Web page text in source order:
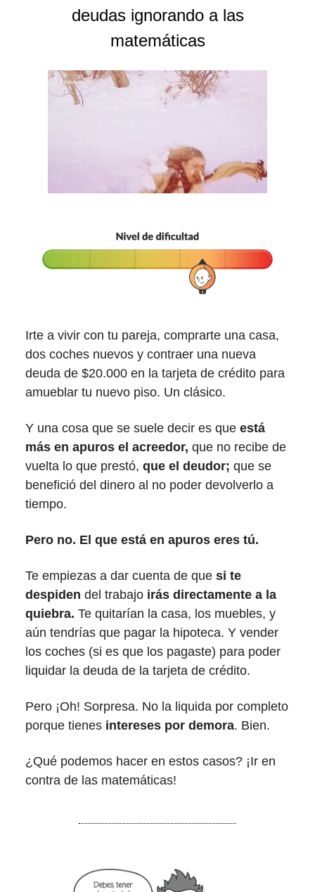
deudas ignorando a las
matemáticas
Irte a vivir con tu pareja, comprarte una casa,
dos coches nuevos y contraer una nueva
deuda de $20.000 en la tarjeta de crédito para
amueblar tu nuevo piso. Un clásico.
Y una cosa que se suele decir es que está
más en apuros el acreedor, que no recibe de
vuelta lo que prestó, que el deudor; que se
benefició del dinero al no poder devolverlo a
tiempo.
Pero no. El que está en apuros eres tú.
Te empiezas a dar cuenta de que si te
despiden del trabajo irás directamente a la
quiebra. Te quitarían la casa, los muebles, y
aún tendrías que pagar la hipoteca. Y vender
los coches (si es que los pagaste) para poder
liquidar la deuda de la tarjeta de crédito.
Pero ¡Oh! Sorpresa. No la liquida por completo
porque tienes intereses por demora. Bien.
¿Qué podemos hacer en estos casos? ¡Ir en
contra de las matemáticas!